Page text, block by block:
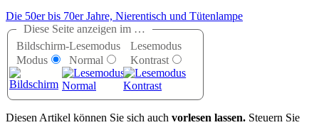
Die 50er bis 70er Jahre, Nierentisch und Tütenlampe
Diese Seite anzeigen im …
Bildschirm-
Modus
Lesemodus
Normal
Lesemodus
Kontrast
Diesen Artikel können Sie sich auch vorlesen lassen. Steuern Sie